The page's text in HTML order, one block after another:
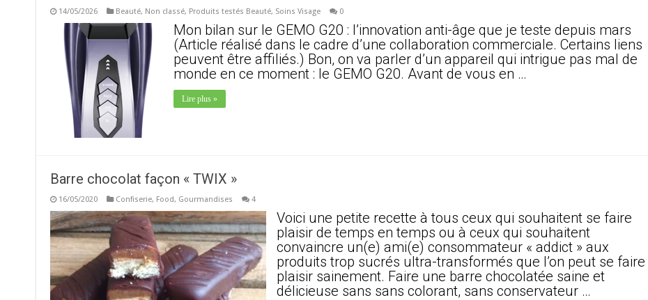
14/05/2026 Beauté, Non classé, Produits testés Beauté, Soins Visage 0
Mon bilan sur le GEMO G20 : l’innovation anti-âge que je teste depuis mars
(Article réalisé dans le cadre d’une collaboration commerciale. Certains liens
peuvent être affiliés.) Bon, on va parler d’un appareil qui intrigue pas mal de
monde en ce moment : le GEMO G20. Avant de vous en …
Lire plus »
Barre chocolat façon « TWIX »
16/05/2020 Confiserie, Food, Gourmandises 4
Voici une petite recette à tous ceux qui souhaitent se faire
plaisir de temps en temps ou à ceux qui souhaitent
convaincre un(e) ami(e) consommateur « addict » aux
produits trop sucrés ultra-transformés que l’on peut se faire
plaisir sainement. Faire une barre chocolatée saine et
délicieuse sans sans colorant, sans conservateur …